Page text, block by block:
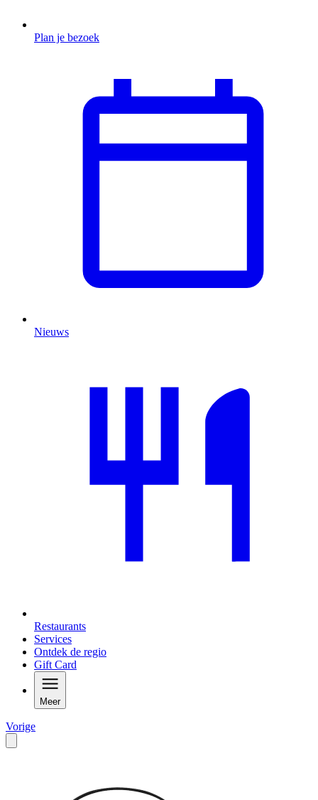
Plan je bezoek
Nieuws
Restaurants
Services
Ontdek de regio
Gift Card
Meer
Vorige